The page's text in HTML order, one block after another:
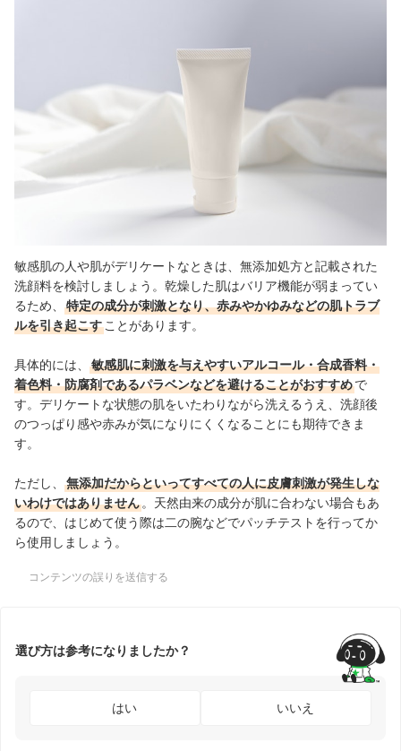
敏感肌の人や肌がデリケートなときは、無添加処方と記載された
洗顔料を検討しましょう。乾燥した肌はバリア機能が弱まってい
るため、
特定の成分が刺激となり、赤みやかゆみなどの肌トラブ
ルを引き起こす ことがあります。
具体的には、
敏感肌に刺激を与えやすいアルコール・合成香料・
着色料・防腐剤であるパラベンなどを避けることがおすすめで
す。デリケートな状態の肌をいたわりながら洗えるうえ、洗顔後
のつっぱり感や赤みが気になりにくくなることにも期待できま
す。
ただし、
無添加だからといってすべての人に皮膚刺激が発生しな
いわけではありません 。天然由来の成分が肌に合わない場合もあ
るので、はじめて使う際は二の腕などでパッチテストを行ってか
ら使用しましょう。
コンテンツの誤りを送信する
選び方は参考になりましたか？
はい いいえ